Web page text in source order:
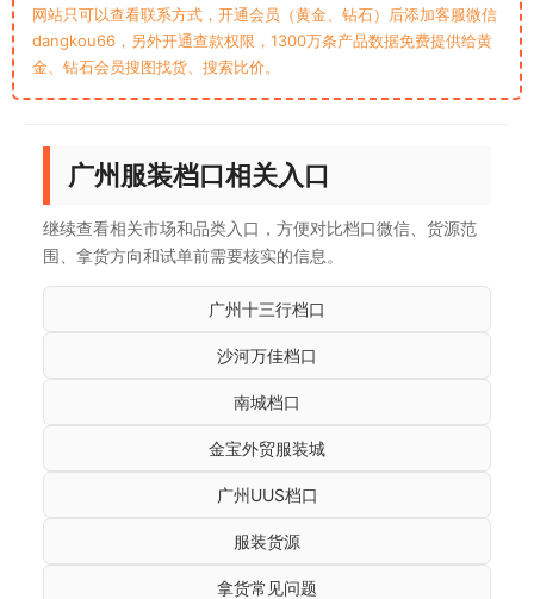
网站只可以查看联系方式，开通会员（黄金、钻石）后添加客服微信
dangkou66，另外开通查款权限，1300万条产品数据免费提供给黄
金、钻石会员搜图找货、搜索比价。
广州服装档口相关入口
继续查看相关市场和品类入口，方便对比档口微信、货源范
围、拿货方向和试单前需要核实的信息。
广州十三行档口
沙河万佳档口
南城档口
金宝外贸服装城
广州UUS档口
服装货源
拿货常见问题